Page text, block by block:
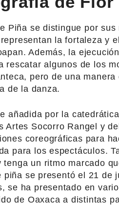
Piña se distingue por
la fortaleza y
Además, la
rescatar algunos de los
pero de una
de la danza.
añadida por la
Artes Socorro Rangel y
coreográficas para
para los espectáculos.
tenga un ritmo marcado
piña se presentó el 21 de
se ha presentado en
de Oaxaca a distintas